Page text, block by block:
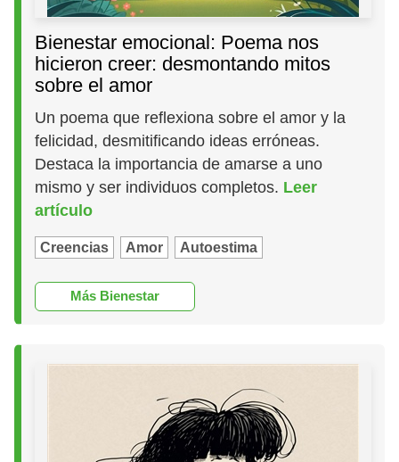
Bienestar emocional: Poema nos
hicieron creer: desmontando mitos
sobre el amor
Un poema que reflexiona sobre el amor y la
felicidad, desmitificando ideas erróneas.
Destaca la importancia de amarse a uno
mismo y ser individuos completos. Leer
artículo
Creencias Amor Autoestima
Más Bienestar